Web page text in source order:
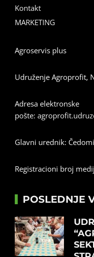
Kontakt
MARKETING
Agroservis plus
Udruženje Agroprofit,
Adresa elektronske
pošte:
Glavni urednik:
Registracioni broj
POSLEDNJE